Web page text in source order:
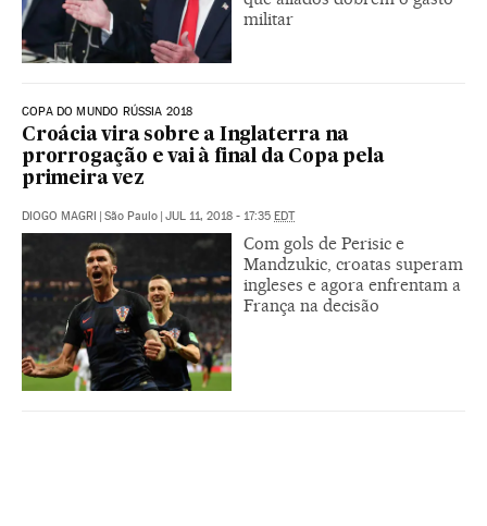
militar
COPA DO MUNDO RÚSSIA 2018
Croácia vira sobre a Inglaterra na
prorrogação e vai à final da Copa pela
primeira vez
DIOGO MAGRI | São Paulo | JUL 11, 2018 - 17:35 EDT
Com gols de Perisic e
Mandzukic, croatas superam
ingleses e agora enfrentam a
França na decisão